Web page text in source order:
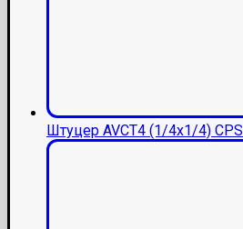
Штуцер AVCT4 (1/4x1/4) CPS